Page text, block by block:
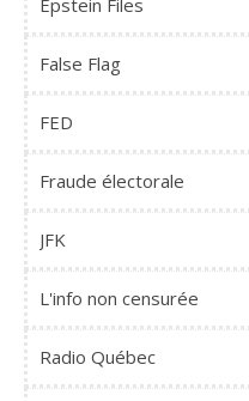
False Flag
FED
Fraude électorale
JFK
L'info non censurée
Radio Québec